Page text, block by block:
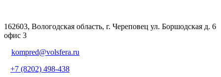
162603, Вологодская область, г. Череповец ул. Боршодская д. 6
офис 3
kompred@volsfera.ru
+7 (8202) 498-438